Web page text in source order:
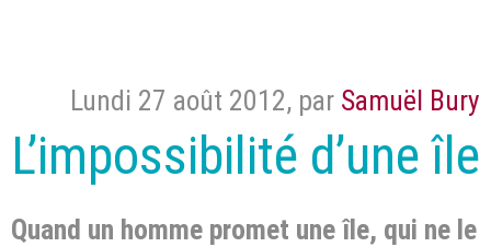
Lundi 27 août 2012, par Samuël Bury
L’impossibilité d’une île
Quand un homme promet une île, qui ne le